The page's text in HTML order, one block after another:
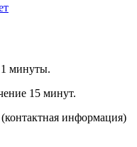
1 минуты.
15 минут.
информация)